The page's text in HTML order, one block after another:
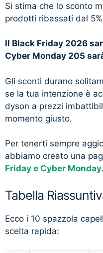
Si stima che lo sconto
prodotti ribassati dal
Il Black Friday 2026
Cyber Monday 205
Gli sconti durano
se la tua intenzione è
dyson a prezzi
momento giusto.
Per tenerti sempre
abbiamo creato una
Friday e Cyber Monday.
Tabella
Ecco i 10 spazzola
scelta rapida: